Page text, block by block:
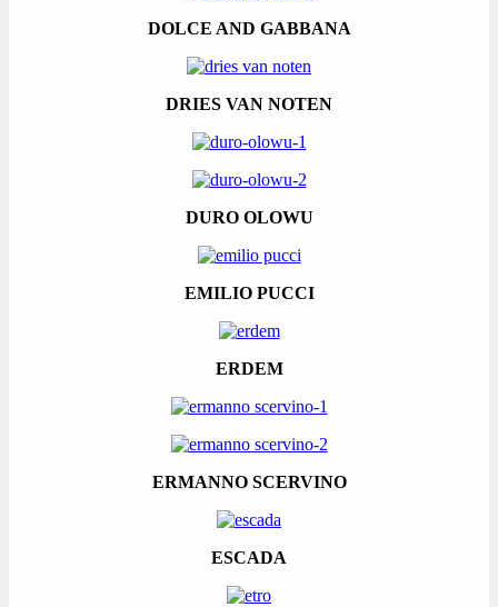
DOLCE AND GABBANA
DRIES VAN NOTEN
DURO OLOWU
EMILIO PUCCI
ERDEM
ERMANNO SCERVINO
ESCADA